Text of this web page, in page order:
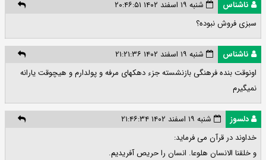
ناشناس
شنبه ۱۹ اسفند ۱۴۰۲ ۲۰:۴۶:۵۱
سبزی فروش نبوده؟
ناشناس
شنبه ۱۹ اسفند ۱۴۰۲ ۲۱:۲۱:۳۶
اونوقت بنده فرهنگی بازنشسته جزء دهکهای مرفه و پولدارم و هیچوقت یارانه
نمیگیرم
دلسوز
شنبه ۱۹ اسفند ۱۴۰۲ ۲۱:۴۶:۳۴
خداوند در قرآن می فرماید:
و خلقنا الانسان هلوعا. انسان را حریص آفریدیم.